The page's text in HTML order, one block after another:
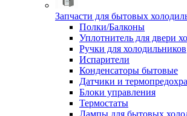
Запчасти для бытовых
Полки/Балконы
Уплотнитель для двери
Ручки для холодильников
Испарители
Конденсаторы бытовые
Датчики и
Блоки управления
Термостаты
Лампы для бытовых